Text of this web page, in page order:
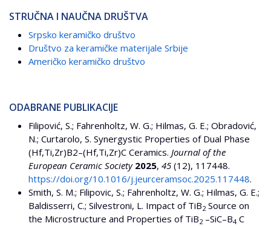
STRUČNA I NAUČNA DRUŠTVA
Srpsko keramičko društvo
Društvo za keramičke materijale Srbije
Američko keramičko društvo
ODABRANE PUBLIKACIJE
Filipović, S.; Fahrenholtz, W. G.; Hilmas, G. E.; Obradović,
N.; Curtarolo, S. Synergystic Properties of Dual Phase
(Hf,Ti,Zr)B2–(Hf,Ti,Zr)C Ceramics. Journal of the
European Ceramic Society 2025, 45 (12), 117448.
https://doi.org/10.1016/j.jeurceramsoc.2025.117448.
Smith, S. M.; Filipovic, S.; Fahrenholtz, W. G.; Hilmas, G. E.;
Baldisserri, C.; Silvestroni, L. Impact of TiB2 Source on
the Microstructure and Properties of TiB2 –SiC–B4 C